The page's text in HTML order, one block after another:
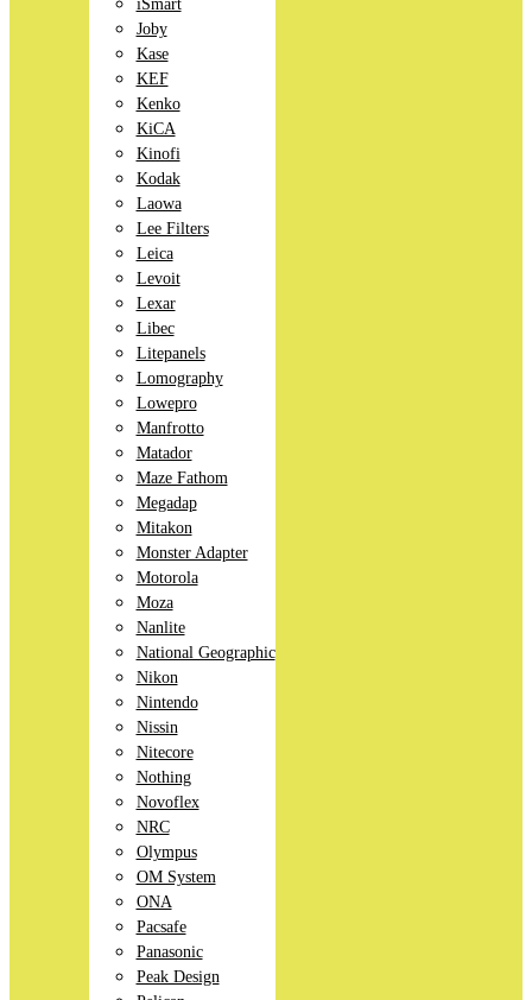
iSmart
Joby
Kase
KEF
Kenko
KiCA
Kinofi
Kodak
Laowa
Lee Filters
Leica
Levoit
Lexar
Libec
Litepanels
Lomography
Lowepro
Manfrotto
Matador
Maze Fathom
Megadap
Mitakon
Monster Adapter
Motorola
Moza
Nanlite
National Geographic
Nikon
Nintendo
Nissin
Nitecore
Nothing
Novoflex
NRC
Olympus
OM System
ONA
Pacsafe
Panasonic
Peak Design